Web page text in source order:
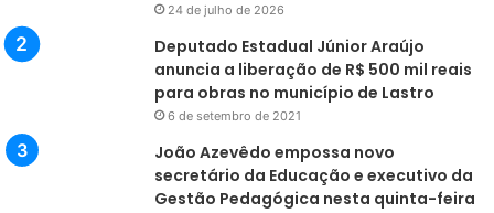
24 de julho de 2026
Deputado Estadual Júnior Araújo
anuncia a liberação de R$ 500 mil reais
para obras no município de Lastro
6 de setembro de 2021
João Azevêdo empossa novo
secretário da Educação e executivo da
Gestão Pedagógica nesta quinta-feira